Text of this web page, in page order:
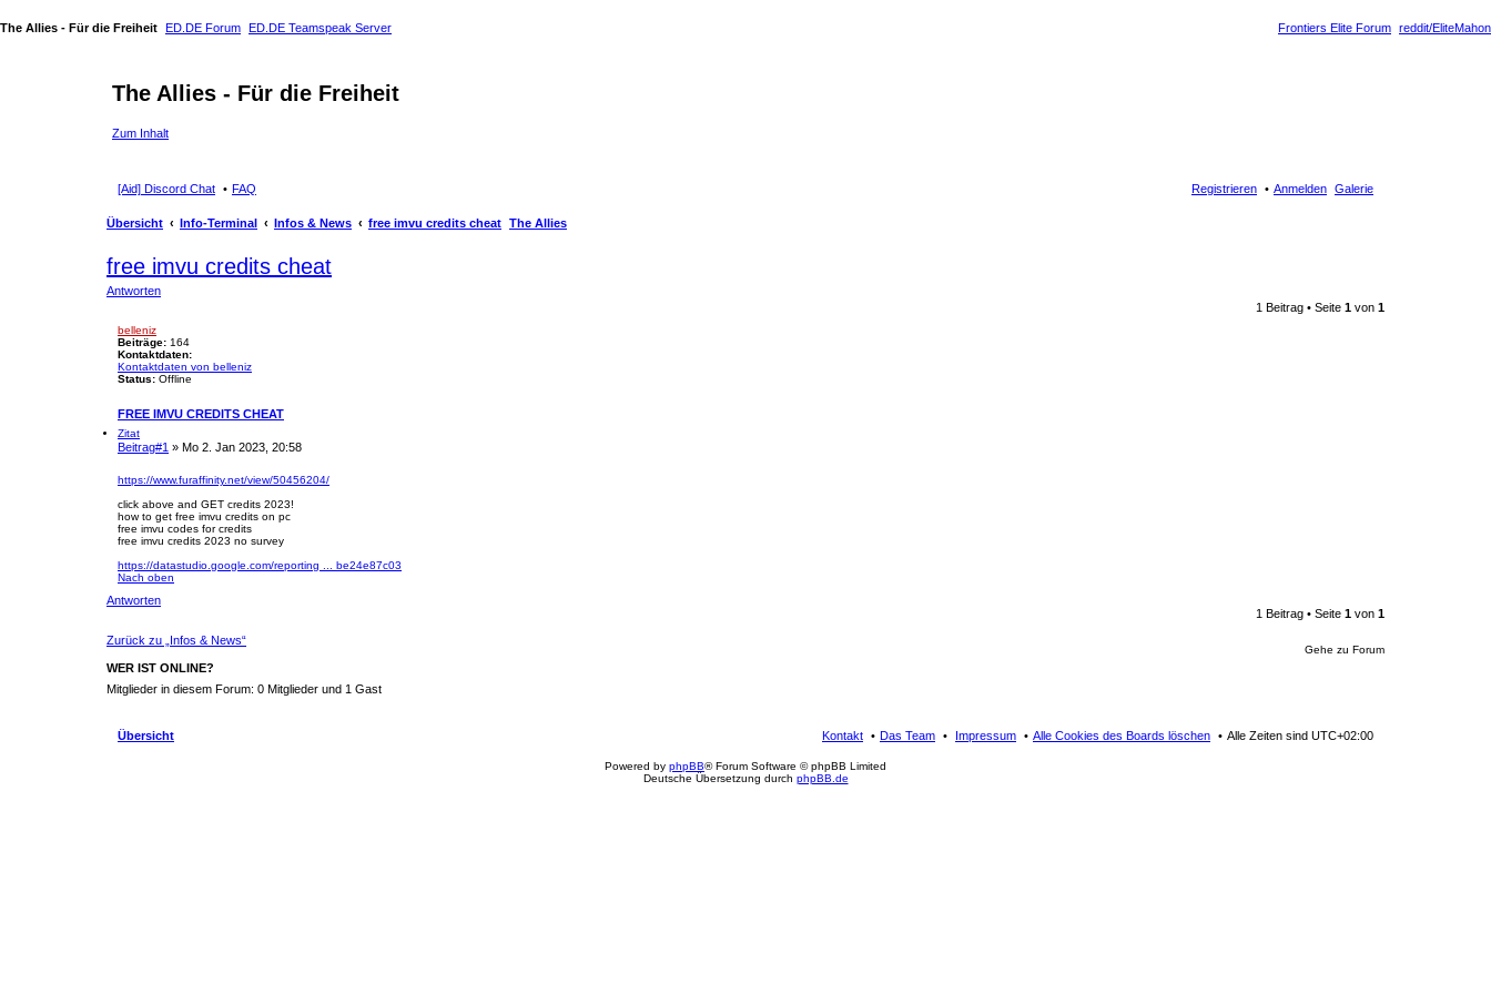
The Allies - Für die Freiheit ED.DE Forum ED.DE Teamspeak Server reddit/EliteMahon
Frontiers Elite Forum
The Allies - Für die Freiheit
Zum Inhalt
[Aid] Discord Chat Galerie
FAQ Anmelden
Registrieren
Übersicht Info-Terminal Infos & News free imvu credits cheat The Allies
free imvu credits cheat
Antworten
1 Beitrag • Seite 1 von 1
belleniz
Beiträge: 164
Kontaktdaten:
Kontaktdaten von belleniz
Status: Offline
FREE IMVU CREDITS CHEAT
Zitat
Beitrag#1 » Mo 2. Jan 2023, 20:58
https://www.furaffinity.net/view/50456204/
click above and GET credits 2023!
how to get free imvu credits on pc
free imvu codes for credits
free imvu credits 2023 no survey
https://datastudio.google.com/reporting ... be24e87c03
Nach oben
Antworten
1 Beitrag • Seite 1 von 1
Zurück zu „Infos & News“
Gehe zu Forum
WER IST ONLINE?
Mitglieder in diesem Forum: 0 Mitglieder und 1 Gast
Übersicht Alle Zeiten sind UTC+02:00
Alle Cookies des Boards löschen
Impressum
Das Team
Kontakt
Powered by phpBB® Forum Software © phpBB Limited
Deutsche Übersetzung durch phpBB.de